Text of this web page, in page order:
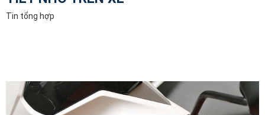
Tin tổng hợp